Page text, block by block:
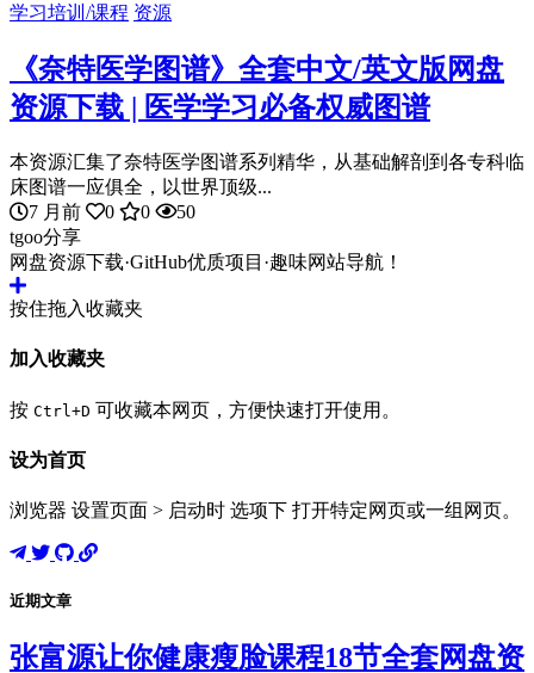
学习培训/课程 资源
《奈特医学图谱》全套中文/英文版网盘
资源下载 | 医学学习必备权威图谱
本资源汇集了奈特医学图谱系列精华，从基础解剖到各专科临
床图谱一应俱全，以世界顶级...
7 月前
0 0
50
tgoo分享
网盘资源下载·GitHub优质项目·趣味网站导航！
按住拖入收藏夹
加入收藏夹
按 Ctrl+D 可收藏本网页，方便快速打开使用。
设为首页
浏览器 设置页面 > 启动时 选项下 打开特定网页或一组网页。
近期文章
张富源让你健康瘦脸课程18节全套网盘资